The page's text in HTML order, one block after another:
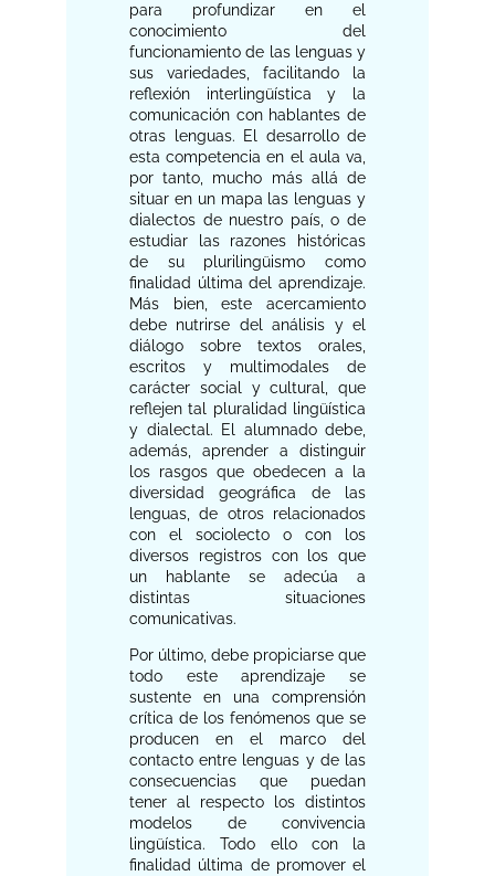
para profundizar en el
conocimiento del
funcionamiento de las lenguas y
sus variedades, facilitando la
reflexión interlingüística y la
comunicación con hablantes de
otras lenguas. El desarrollo de
esta competencia en el aula va,
por tanto, mucho más allá de
situar en un mapa las lenguas y
dialectos de nuestro país, o de
estudiar las razones históricas
de su plurilingüismo como
finalidad última del aprendizaje.
Más bien, este acercamiento
debe nutrirse del análisis y el
diálogo sobre textos orales,
escritos y multimodales de
carácter social y cultural, que
reflejen tal pluralidad lingüística
y dialectal. El alumnado debe,
además, aprender a distinguir
los rasgos que obedecen a la
diversidad geográfica de las
lenguas, de otros relacionados
con el sociolecto o con los
diversos registros con los que
un hablante se adecúa a
distintas situaciones
comunicativas.
Por último, debe propiciarse que
todo este aprendizaje se
sustente en una comprensión
crítica de los fenómenos que se
producen en el marco del
contacto entre lenguas y de las
consecuencias que puedan
tener al respecto los distintos
modelos de convivencia
lingüística. Todo ello con la
finalidad última de promover el